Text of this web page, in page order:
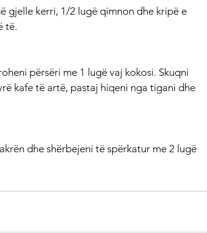
gjelle kerri, 1/2 lugë qimnon dhe kripë e
të.
përsëri me 1 lugë vaj kokosi. Skuqni
kafe të artë, pastaj hiqeni nga tigani dhe
dhe shërbejeni të spërkatur me 2 lugë